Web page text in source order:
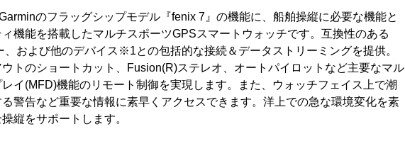
のフラッグシップモデル『fenix 7』の機能に、船舶操縦に必要な機能と
機能を搭載したマルチスポーツGPSスマートウォッチです。互換性のある
および他のデバイス※1との包括的な接続＆データストリーミングを提供。
トのショートカット、Fusion(R)ステレオ、オートパイロットなど主要なマル
イ(MFD)機能のリモート制御を実現します。また、ウォッチフェイス上で潮
警告など重要な情報に素早くアクセスできます。洋上での急な環境変化を素
縦をサポートします。